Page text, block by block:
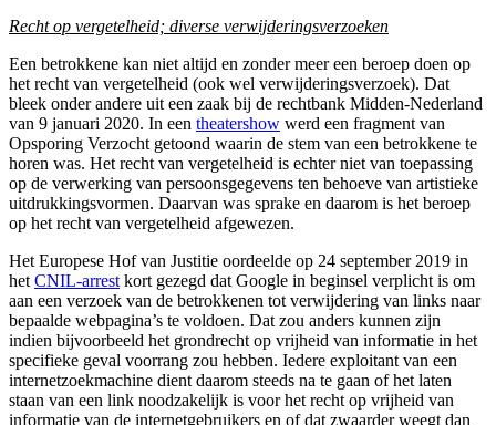
Recht op vergetelheid; diverse verwijderingsverzoeken
Een betrokkene kan niet altijd en zonder meer een beroep doen op
het recht van vergetelheid (ook wel verwijderingsverzoek). Dat
bleek onder andere uit een zaak bij de rechtbank Midden-Nederland
van 9 januari 2020. In een theatershow werd een fragment van
Opsporing Verzocht getoond waarin de stem van een betrokkene te
horen was. Het recht van vergetelheid is echter niet van toepassing
op de verwerking van persoonsgegevens ten behoeve van artistieke
uitdrukkingsvormen. Daarvan was sprake en daarom is het beroep
op het recht van vergetelheid afgewezen.
Het Europese Hof van Justitie oordeelde op 24 september 2019 in
het CNIL-arrest kort gezegd dat Google in beginsel verplicht is om
aan een verzoek van de betrokkenen tot verwijdering van links naar
bepaalde webpagina’s te voldoen. Dat zou anders kunnen zijn
indien bijvoorbeeld het grondrecht op vrijheid van informatie in het
specifieke geval voorrang zou hebben. Iedere exploitant van een
internetzoekmachine dient daarom steeds na te gaan of het laten
staan van een link noodzakelijk is voor het recht op vrijheid van
informatie van de internetgebruikers en of dat zwaarder weegt dan